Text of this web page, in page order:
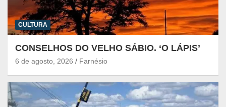
CULTURA
CONSELHOS DO VELHO SÁBIO. ‘O LÁPIS’
6 de agosto, 2026 Farnésio